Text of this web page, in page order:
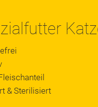
& Sterilisiert